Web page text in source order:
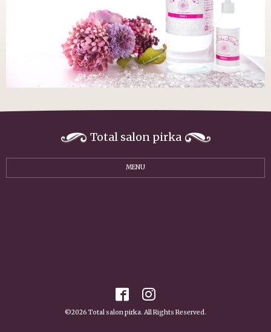
Total salon pirka
MENU
©2026 Total salon pirka. All Rights Reserved.